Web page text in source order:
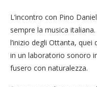
L’incontro con Pino
sempre la musica
l’inizio degli Ottanta,
in un laboratorio sonoro
fusero con naturalezza.